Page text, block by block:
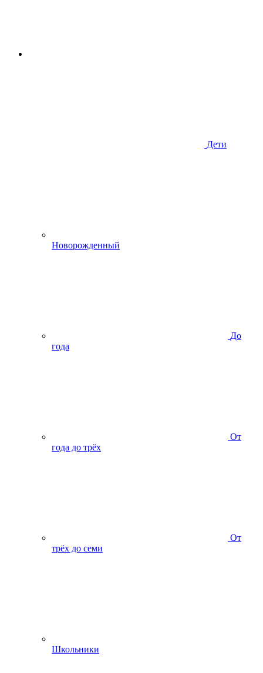
Дети
Новорожденный
До
года
От
года до трёх
От
трёх до семи
Школьники